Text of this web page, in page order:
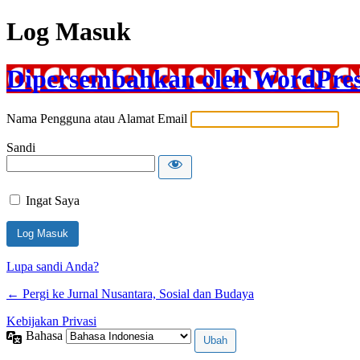
Log Masuk
Dipersembahkan oleh
Nama Pengguna atau Alamat Email
Sandi
Ingat Saya
Lupa sandi Anda?
← Pergi ke Jurnal Nusantara, Sosial dan Budaya
Kebijakan Privasi
Bahasa